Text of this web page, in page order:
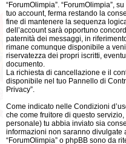
“ForumOlimpia”. “ForumOlimpia”,
tuo account, ferma restando la
fine di mantenere la sequenza
dell’account sarà opportuno
paternità dei messaggi, in
rimane comunque disponibile a
riservatezza dei propri iscritti,
documento.
La richiesta di cancellazione e il
disponibile nel tuo Pannello di
Privacy”.
Come indicato nelle Condizioni
che come fruitore di questo
personale) tu abbia inviato sia
informazioni non saranno divulgate
“ForumOlimpia” o phpBB sono da